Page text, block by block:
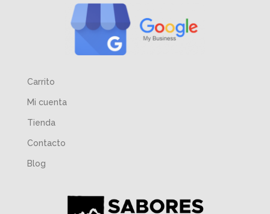
Carrito
Mi cuenta
Tienda
Contacto
Blog